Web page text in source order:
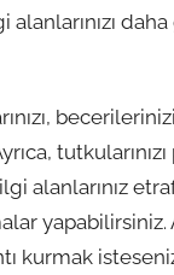
alanlarınızı
alanlarınız
kurmak